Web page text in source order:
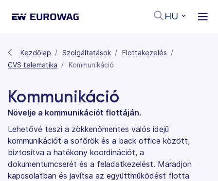
HU
Kezdőlap Szolgáltatások
Flottakezelés
CVS telematika
Kommunikáció
Kommunikáció
Növelje a kommunikációt flottáján.
Lehetővé teszi a zökkenőmentes valós idejű
kommunikációt a sofőrök és a back office között,
biztosítva a hatékony koordinációt, a
dokumentumcserét és a feladatkezelést. Maradjon
kapcsolatban és javítsa az együttműködést flotta